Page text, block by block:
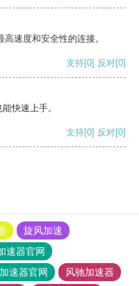
速度和安全性的连接。
支持[0] 反对[0]
快速上手。
支持[0] 反对[0]
旋风加速
速器官网
速器官网
风驰加速器